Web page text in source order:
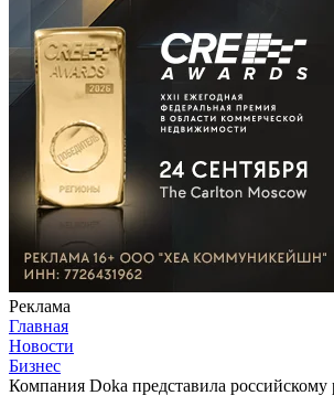
Реклама
Главная
Новости
Бизнес
Компания Doka представила